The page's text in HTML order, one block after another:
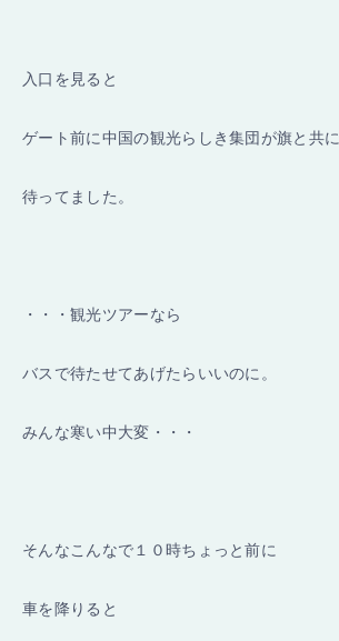
入口を見ると
ゲート前に中国の観光らしき集団が旗と共に
待ってました。
・・・観光ツアーなら
バスで待たせてあげたらいいのに。
みんな寒い中大変・・・
そんなこんなで１０時ちょっと前に
車を降りると